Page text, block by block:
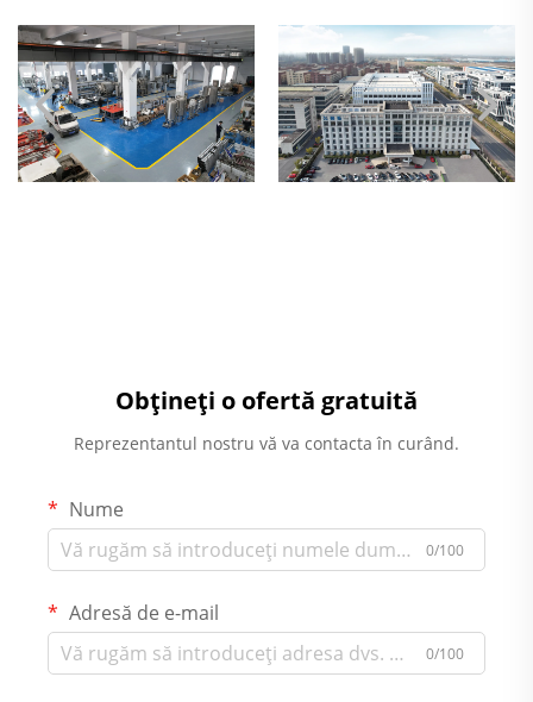
Obțineți o ofertă gratuită
Reprezentantul nostru vă va contacta în curând.
Nume
0/100
Adresă de e-mail
0/100